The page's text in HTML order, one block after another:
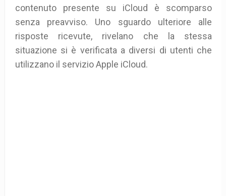
contenuto presente su iCloud è scomparso
senza preavviso.
Uno sguardo ulteriore alle
risposte ricevute, rivelano che la stessa
situazione si è verificata a diversi di utenti che
utilizzano il servizio Apple iCloud.